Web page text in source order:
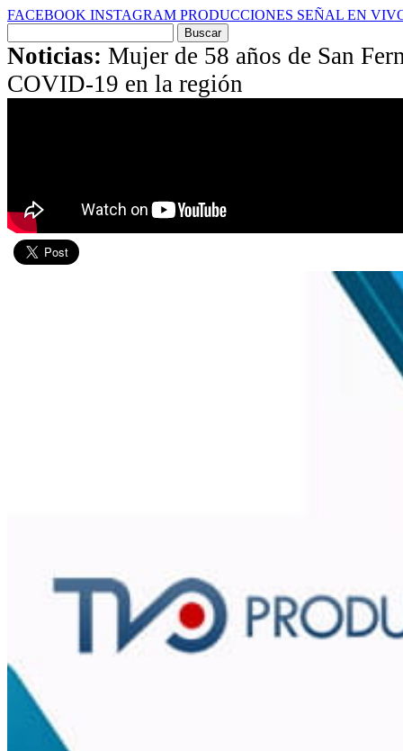
FACEBOOK INSTAGRAM PRODUCCIONES SEÑAL EN
por:
Noticias: Mujer de 58 años de San
COVID-19 en la región